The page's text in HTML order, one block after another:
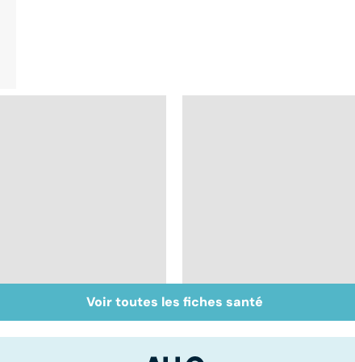
Maladie de Crohn :
des douleurs
Rectocolite
hémorragique :
Voir toutes les fiches santé